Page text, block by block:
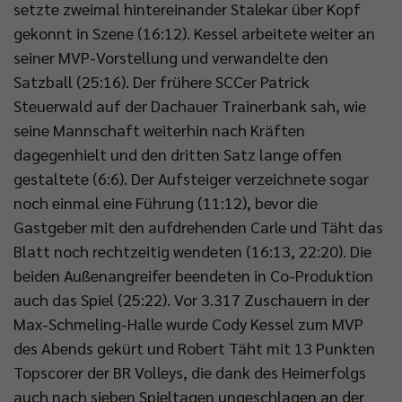
setzte zweimal hintereinander Stalekar über Kopf
gekonnt in Szene (16:12). Kessel arbeitete weiter an
seiner MVP-Vorstellung und verwandelte den
Satzball (25:16). Der frühere SCCer Patrick
Steuerwald auf der Dachauer Trainerbank sah, wie
seine Mannschaft weiterhin nach Kräften
dagegenhielt und den dritten Satz lange offen
gestaltete (6:6). Der Aufsteiger verzeichnete sogar
noch einmal eine Führung (11:12), bevor die
Gastgeber mit den aufdrehenden Carle und Täht das
Blatt noch rechtzeitig wendeten (16:13, 22:20). Die
beiden Außenangreifer beendeten in Co-Produktion
auch das Spiel (25:22). Vor 3.317 Zuschauern in der
Max-Schmeling-Halle wurde Cody Kessel zum MVP
des Abends gekürt und Robert Täht mit 13 Punkten
Topscorer der BR Volleys, die dank des Heimerfolgs
auch nach sieben Spieltagen ungeschlagen an der